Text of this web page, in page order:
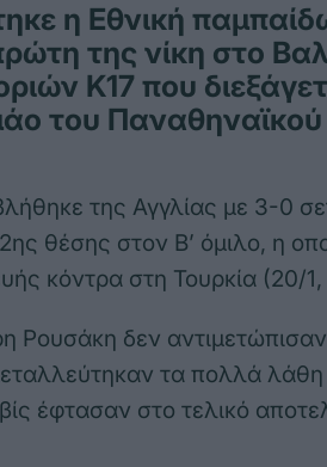
η Εθνική
της νίκη στο
Κ17 που
του
της Αγγλίας με 3-0
θέσης στον Β’ όμιλο, η
κόντρα στη Τουρκία (20/1,
Ρουσάκη δεν
τα πολλά λάθη
έφτασαν στο τελικό